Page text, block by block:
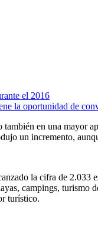
el 2016
la oportunidad de
en una mayor
un incremento,
la cifra de 2.033
campings,
turístico.